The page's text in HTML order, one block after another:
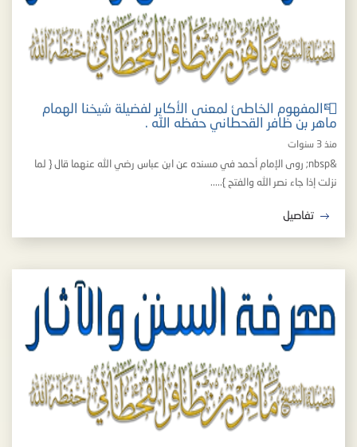
📮المفهوم الخاطئ لمعنى الأكابر لفضيلة شيخنا الهمام
ماهر بن ظافر القحطاني حفظه الله .
منذ 3 سنوات
&nbsp; روى الإمام أحمد في مسنده عن ابن عباس رضي الله عنهما قال { لما
نزلت إذا جاء نصر الله والفتح }.....
تفاصيل